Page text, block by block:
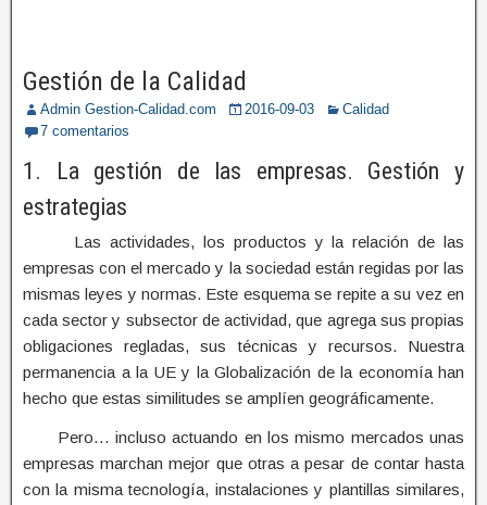
Gestión de la Calidad
Admin Gestion-Calidad.com 2016-09-03
Calidad
7 comentarios
1. La gestión de las empresas. Gestión y
estrategias
Las actividades, los productos y la relación de las
empresas con el mercado y la sociedad están regidas por las
mismas leyes y normas. Este esquema se repite a su vez en
cada sector y subsector de actividad, que agrega sus propias
obligaciones regladas, sus técnicas y recursos. Nuestra
permanencia a la UE y la Globalización de la economía han
hecho que estas similitudes se amplíen geográficamente.
Pero… incluso actuando en los mismo mercados unas
empresas marchan mejor que otras a pesar de contar hasta
con la misma tecnología, instalaciones y plantillas similares,